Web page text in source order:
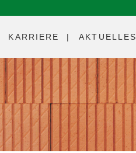
KARRIERE AKTUELLES